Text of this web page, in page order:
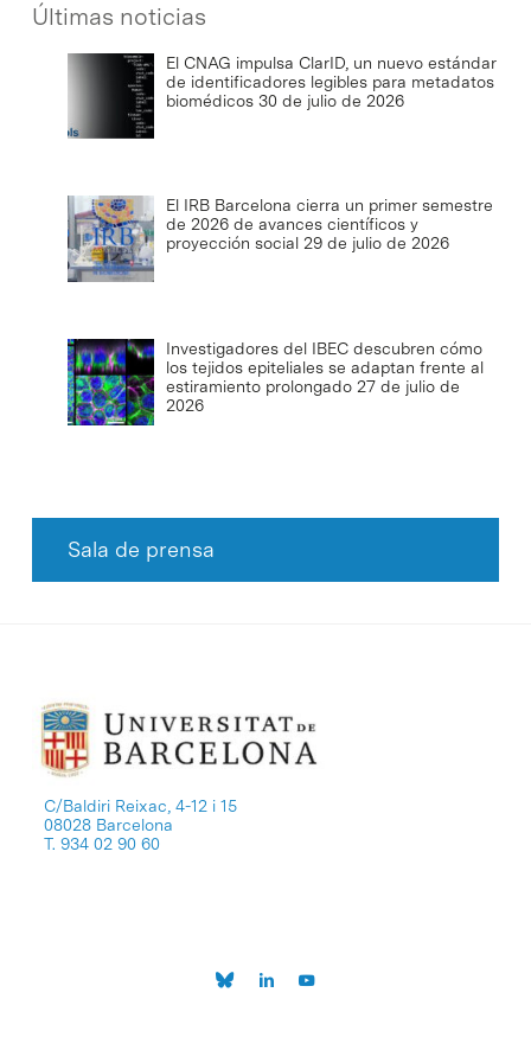
Últimas noticias
El CNAG impulsa ClarID, un nuevo estándar
de identificadores legibles para metadatos
biomédicos 30 de julio de 2026
El IRB Barcelona cierra un primer semestre
de 2026 de avances científicos y
proyección social 29 de julio de 2026
Investigadores del IBEC descubren cómo
los tejidos epiteliales se adaptan frente al
estiramiento prolongado 27 de julio de
2026
Sala de prensa
C/Baldiri Reixac, 4-12 i 15
08028 Barcelona
T. 934 02 90 60